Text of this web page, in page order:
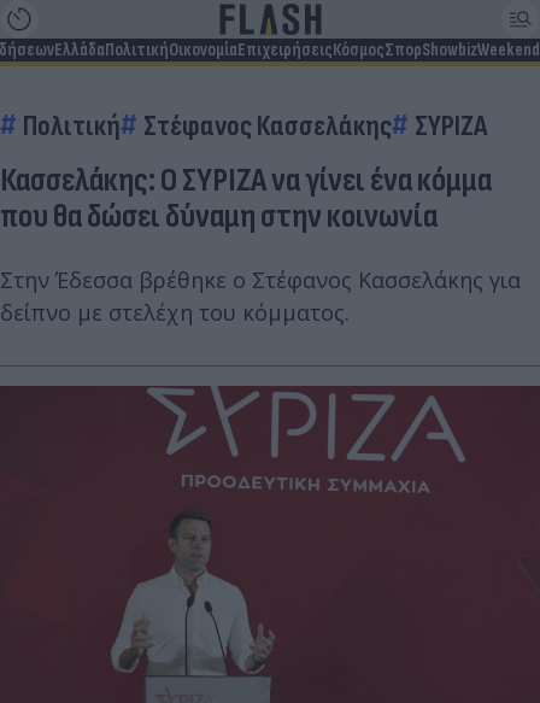
ΕλλάδαΠολιτικήΟικονομίαΕπιχειρήσειςΚόσμοςΣπορShowbizWeekend
Πολιτική Στέφανος Κασσελάκης ΣΥΡΙΖΑ
Κασσελάκης: Ο ΣΥΡΙΖΑ να γίνει ένα κόμμα
που θα δώσει δύναμη στην κοινωνία
Στην Έδεσσα βρέθηκε ο Στέφανος Κασσελάκης για
δείπνο με στελέχη του κόμματος.